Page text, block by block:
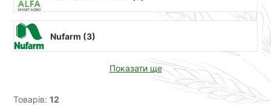
Nufarm (3)
Показати ще
Товарів: 12